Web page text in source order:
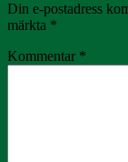
Din e-postadress
märkta *
Kommentar *